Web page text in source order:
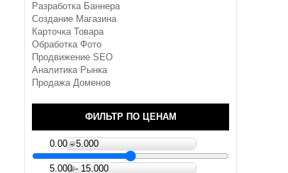
Разработка Баннера
Создание Магазина
Карточка Товара
Обработка Фото
Продвижение SEO
Аналитика Рынка
Продажа Доменов
ФИЛЬТР ПО ЦЕНАМ
0.00 - 5.000
5.000 - 15.000